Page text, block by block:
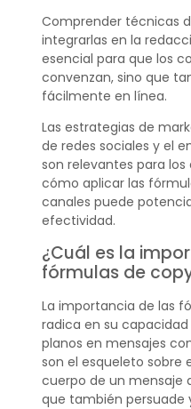
Comprender técnicas
integrarlas en la
esencial para que los
convenzan, sino que
fácilmente en línea.
Las estrategias de
de redes sociales y el
son relevantes para
cómo aplicar las
canales puede
efectividad.
¿Cuál es la
fórmulas de
La importancia de las
radica en su
planos en mensajes
son el esqueleto sobre
cuerpo de un mensaje
que también persuade